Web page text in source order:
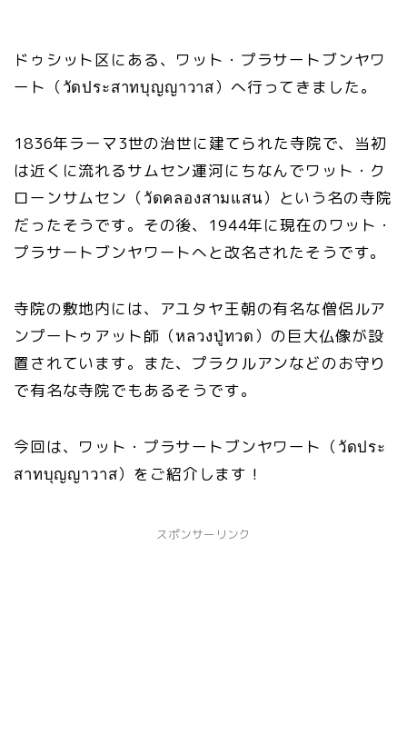
ドゥシット区にある、ワット・プラサートブンヤワ
ート（วัดประสาทบุญญาวาส）へ行ってきました。
1836年ラーマ3世の治世に建てられた寺院で、当初
は近くに流れるサムセン運河にちなんでワット・ク
ローンサムセン（วัดคลองสามแสน）という名の寺院
だったそうです。その後、1944年に現在のワット・
プラサートブンヤワートへと改名されたそうです。
寺院の敷地内には、アユタヤ王朝の有名な僧侶ルア
ンプートゥアット師（หลวงปู่ทวด）の巨大仏像が設
置されています。また、プラクルアンなどのお守り
で有名な寺院でもあるそうです。
今回は、ワット・プラサートブンヤワート（วัดประ
สาทบุญญาวาส）をご紹介します！
スポンサーリンク